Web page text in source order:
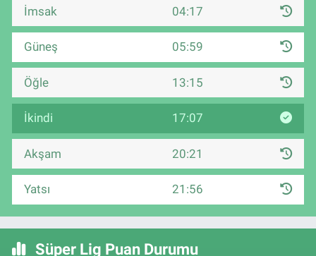
İmsak 04:17
Güneş 05:59
Öğle 13:15
İkindi 17:07
Akşam 20:21
Yatsı 21:56
Süper Lig Puan Durumu